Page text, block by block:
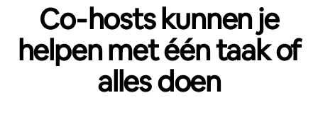
Co‑hosts kunnen je
helpen met één taak of
alles doen